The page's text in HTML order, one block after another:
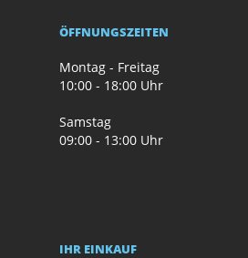
ÖFFNUNGSZEITEN
Montag - Freitag
10:00 - 18:00 Uhr
Samstag
09:00 - 13:00 Uhr
IHR EINKAUF